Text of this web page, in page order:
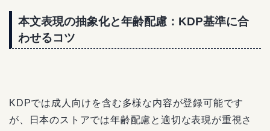
本文表現の抽象化と年齢配慮：KDP基準に合
わせるコツ
KDPでは成人向けを含む多様な内容が登録可能です
が、日本のストアでは年齢配慮と適切な表現が重視さ